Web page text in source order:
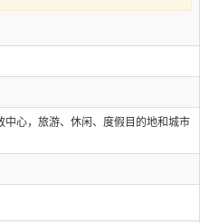
心，旅游、休闲、度假目的地和城市